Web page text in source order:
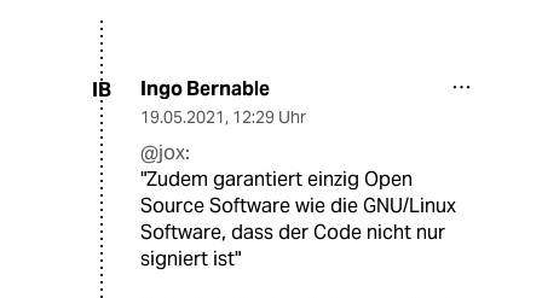
IB Ingo Bernable
19.05.2021, 12:29 Uhr
@jox:
"Zudem garantiert einzig Open
Source Software wie die GNU/Linux
Software, dass der Code nicht nur
signiert ist"